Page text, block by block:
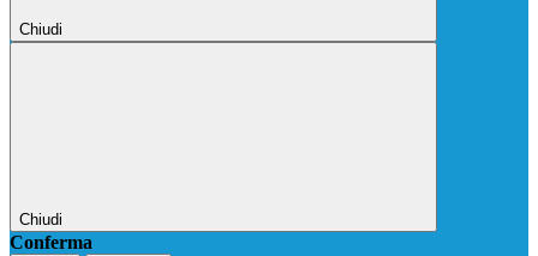
Chiudi
Chiudi
Conferma